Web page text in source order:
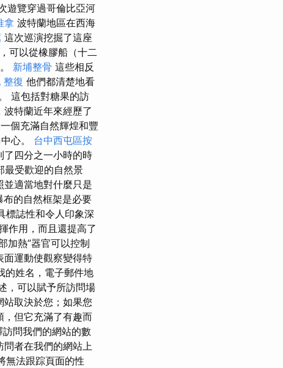
遊覽穿過哥倫比亞河
拿 波特蘭地區在西海
這次巡演挖掘了這座
可以從橡膠船（十二
新埔整骨 這些相反
整復 他們都清楚地看
這包括對糖果的訪
特蘭近年來經歷了
個充滿自然輝煌和豐
心。 台中西屯區按
了四分之一小時的時
最受歡迎的自然景
適當地對什麼只是
的自然框架是必要
標誌性和令人印象深
作用，而且還提高了
加熱”器官可以控制
面運動使觀察變得特
的姓名，電子郵件地
，可以賦予所訪問場
站取決於您；如果您
，但它充滿了有趣而
問我們的網站的數
者在我們的網站上
無法跟踪頁面的性